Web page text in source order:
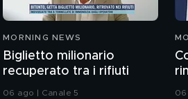
MORNING NEWS
Biglietto milionario
recuperato tra i rifiuti
06 ago | Canale 5 06